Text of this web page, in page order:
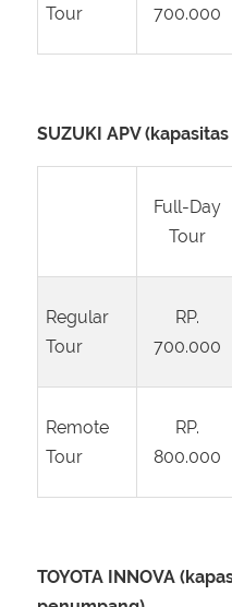
Tour
700.000
SUZUKI APV
Full-Day
Tour
Regular
Tour
RP.
700.000
Remote
Tour
RP.
800.000
TOYOTA INNOVA